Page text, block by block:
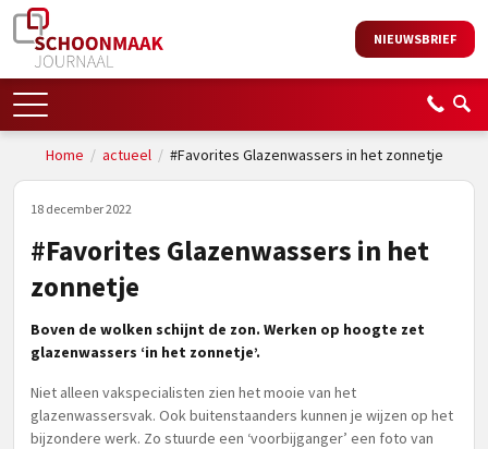
NIEUWSBRIEF
Home / actueel/ #Favorites Glazenwassers in het zonnetje
18 december 2022
#Favorites Glazenwassers in het
zonnetje
Boven de wolken schijnt de zon. Werken op hoogte zet
glazenwassers ‘in het zonnetje’.
Niet alleen vakspecialisten zien het mooie van het
glazenwassersvak. Ook buitenstaanders kunnen je wijzen op het
bijzondere werk. Zo stuurde een ‘voorbijganger’ een foto van